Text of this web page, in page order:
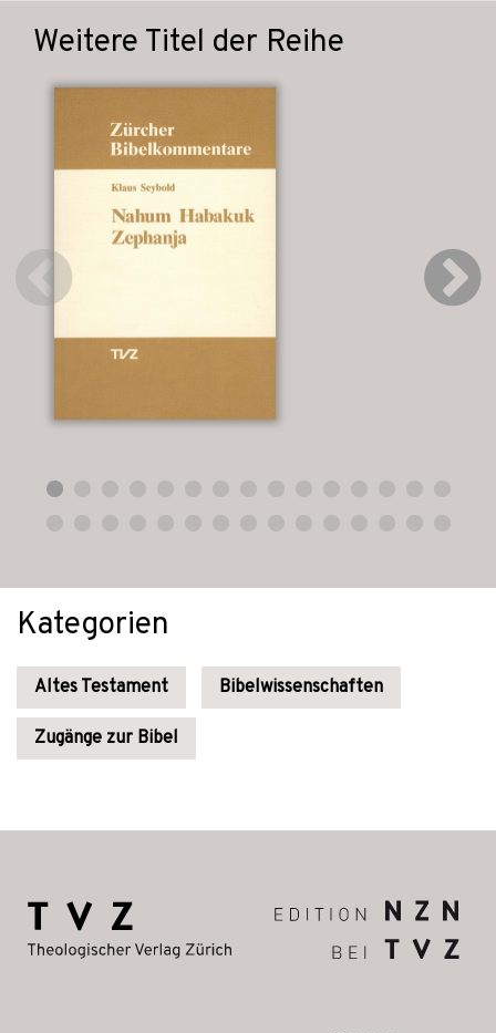
Weitere Titel der Reihe
Kategorien
Altes Testament Bibelwissenschaften
Zugänge zur Bibel